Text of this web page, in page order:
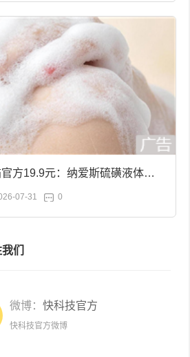
方19.9元：纳爱斯硫磺液体香
大促
07-31 0
们
微博： 快科技官方
快科技官方微博